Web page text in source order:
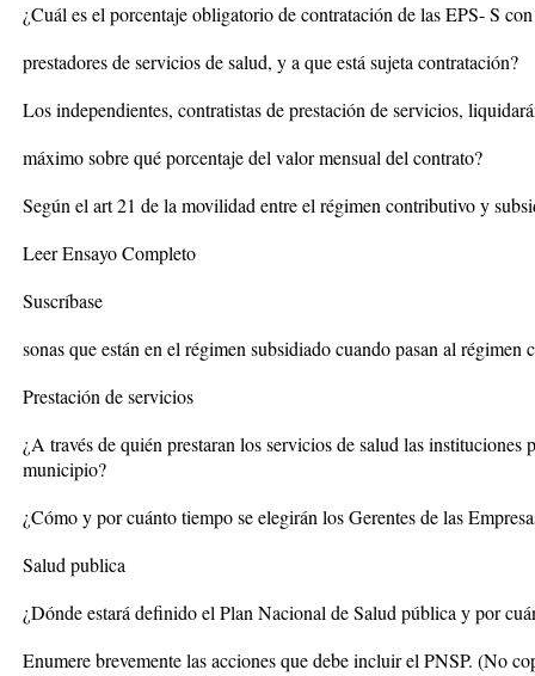
¿Cuál es el porcentaje obligatorio de contratación de las EPS- S
prestadores de servicios de salud, y a que está sujeta contratación?
Los independientes, contratistas de prestación de servicios,
máximo sobre qué porcentaje del valor mensual del contrato?
Según el art 21 de la movilidad entre el régimen contributivo y
Leer Ensayo Completo
Suscríbase
sonas que están en el régimen subsidiado cuando pasan al
Prestación de servicios
¿A través de quién prestaran los servicios de salud las instituciones
municipio?
¿Cómo y por cuánto tiempo se elegirán los Gerentes de las
Salud publica
¿Dónde estará definido el Plan Nacional de Salud pública y por
Enumere brevemente las acciones que debe incluir el PNSP. (No